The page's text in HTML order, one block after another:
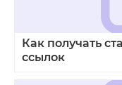
Как получать
ссылок